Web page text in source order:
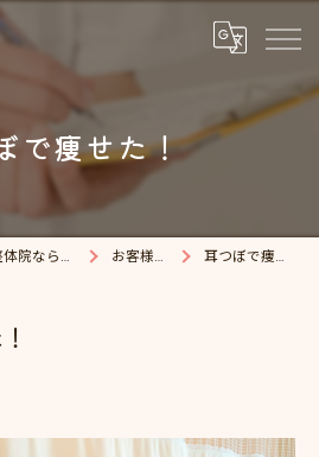
で痩せた！
甲賀市でダイエット・整体院ならはな整体院 お客様の声 耳つぼで痩せた！